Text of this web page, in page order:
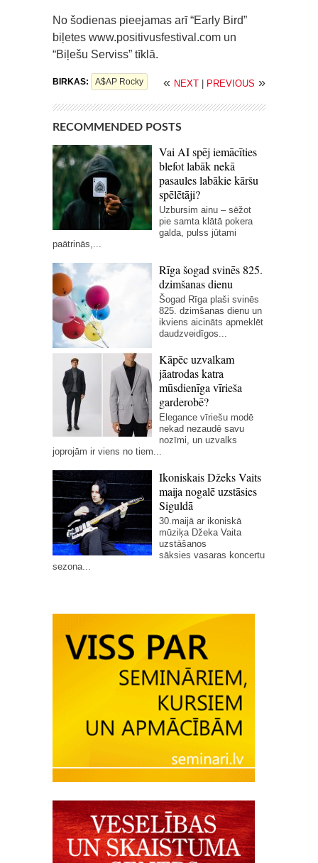
No šodienas pieejamas arī “Early Bird”
biļetes www.positivusfestival.com un
“Biļešu Serviss” tīklā.
BIRKAS: A$AP Rocky « NEXT PREVIOUS »
RECOMMENDED POSTS
Vai AI spēj iemācīties
blefot labāk nekā
pasaules labākie kāršu
spēlētāji?
Uzbursim ainu – sēžot
pie samta klātā pokera
galda, pulss jūtami
paātrinās,...
Rīga šogad svinēs 825.
dzimšanas dienu
Šogad Rīga plaši svinēs
825. dzimšanas dienu un
ikviens aicināts apmeklēt
daudzveidīgos...
Kāpēc uzvalkam
jāatrodas katra
mūsdienīga vīrieša
garderobē?
Elegance vīriešu modē
nekad nezaudē savu
nozīmi, un uzvalks
joprojām ir viens no tiem...
Ikoniskais Džeks Vaits
maija nogalē uzstāsies
Siguldā
30.maijā ar ikoniskā
mūziķa Džeka Vaita
uzstāšanos
sāksies vasaras koncertu
sezona...